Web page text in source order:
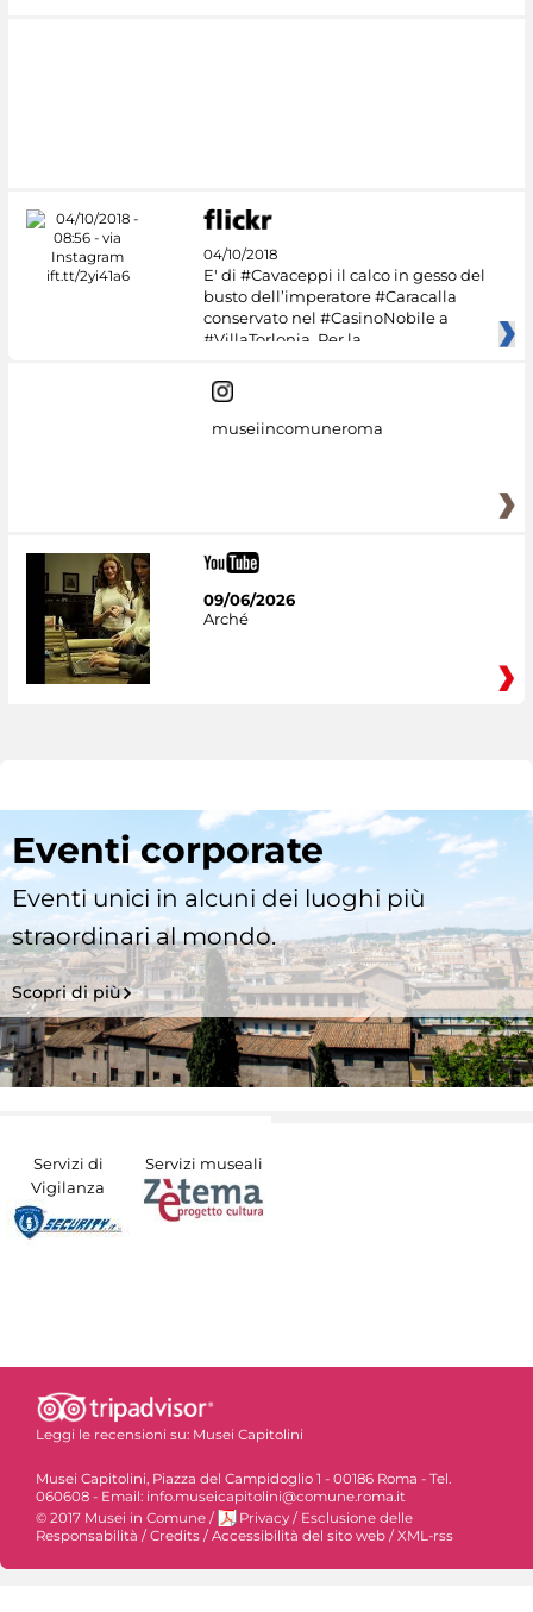
04/10/2018
E' di #Cavaceppi il calco in gesso del
busto dell’imperatore #Caracalla
conservato nel #CasinoNobile a
#VillaTorlonia. Per la
museiincomuneroma
09/06/2026
Arché
Eventi corporate
Eventi unici in alcuni dei luoghi più
straordinari al mondo.
Scopri di più
Servizi di
Vigilanza
Servizi museali
Leggi le recensioni su: Musei Capitolini
Musei Capitolini, Piazza del Campidoglio 1 - 00186 Roma - Tel.
060608 - Email: info.museicapitolini@comune.roma.it
© 2017 Musei in Comune / Privacy / Esclusione delle
Responsabilità / Credits / Accessibilità del sito web / XML-rss